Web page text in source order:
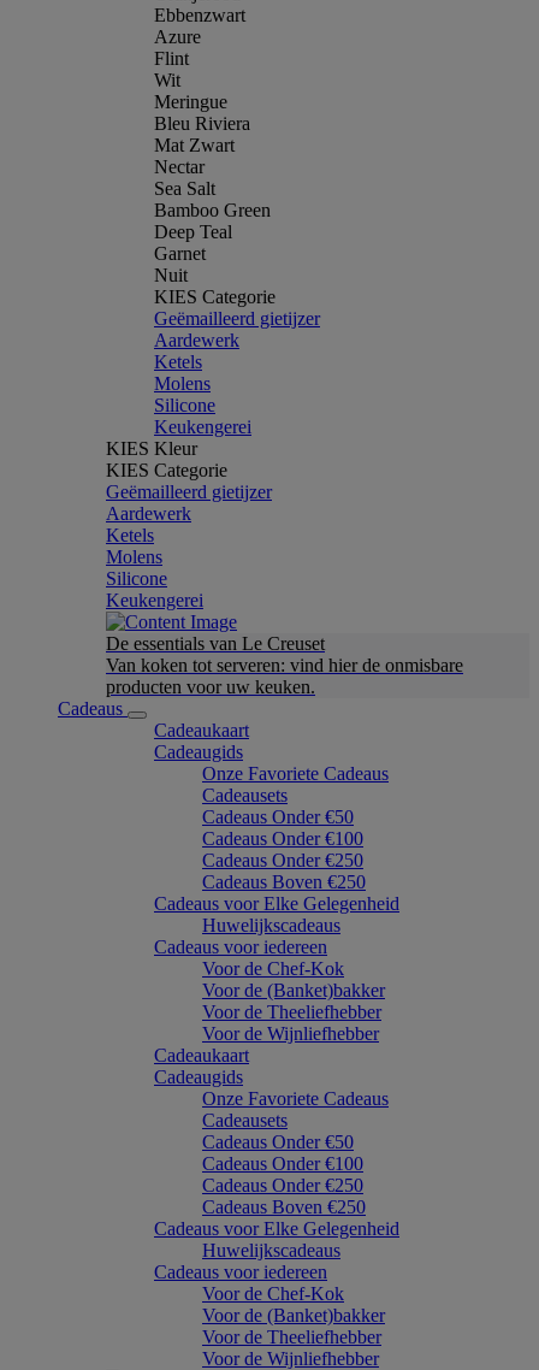
Ebbenzwart
Azure
Flint
Wit
Meringue
Bleu Riviera
Mat Zwart
Nectar
Sea Salt
Bamboo Green
Deep Teal
Garnet
Nuit
KIES Categorie
Geëmailleerd gietijzer
Aardewerk
Ketels
Molens
Silicone
Keukengerei
KIES Kleur
KIES Categorie
Geëmailleerd gietijzer
Aardewerk
Ketels
Molens
Silicone
Keukengerei
De essentials van Le Creuset
Van koken tot serveren: vind hier de onmisbare
producten voor uw keuken.
Cadeaus
Cadeaukaart
Cadeaugids
Onze Favoriete Cadeaus
Cadeausets
Cadeaus Onder €50
Cadeaus Onder €100
Cadeaus Onder €250
Cadeaus Boven €250
Cadeaus voor Elke Gelegenheid
Huwelijkscadeaus
Cadeaus voor iedereen
Voor de Chef-Kok
Voor de (Banket)bakker
Voor de Theeliefhebber
Voor de Wijnliefhebber
Cadeaukaart
Cadeaugids
Onze Favoriete Cadeaus
Cadeausets
Cadeaus Onder €50
Cadeaus Onder €100
Cadeaus Onder €250
Cadeaus Boven €250
Cadeaus voor Elke Gelegenheid
Huwelijkscadeaus
Cadeaus voor iedereen
Voor de Chef-Kok
Voor de (Banket)bakker
Voor de Theeliefhebber
Voor de Wijnliefhebber